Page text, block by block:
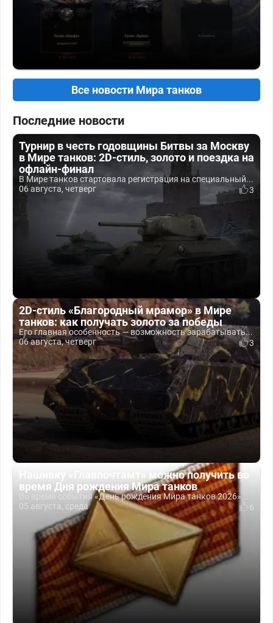
Все новости Мира танков
Последние новости
Турнир в честь годовщины Битвы за Москву
в Мире танков: 2D-стиль, золото и поездка на
офлайн-финал
В Мире танков стартовала регистрация на специальный...
06 августа, четверг
3
2D-стиль «Благородный мрамор» в Мире
танков: как получать золото за победы
Его главная особенность — возможность зарабатывать...
06 августа, четверг
3
Нашивку «Главпочтамт» можно получить во
время Дня рождения Мира танков
Во время события «День рождения Мира танков 2026»...
05 августа, среда
6